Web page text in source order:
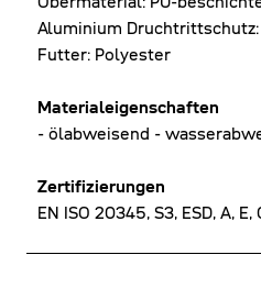
Aluminium Druchtrittschutz:
Futter: Polyester
Materialeigenschaften
- ölabweisend -
Zertifizierungen
EN ISO 20345, S3, ESD, A, E,